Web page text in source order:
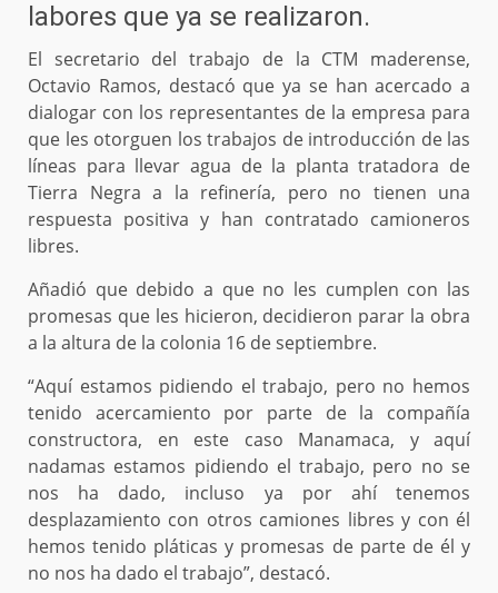
labores que ya se realizaron.
El secretario del trabajo de la CTM maderense,
Octavio Ramos, destacó que ya se han acercado a
dialogar con los representantes de la empresa para
que les otorguen los trabajos de introducción de las
líneas para llevar agua de la planta tratadora de
Tierra Negra a la refinería, pero no tienen una
respuesta positiva y han contratado camioneros
libres.
Añadió que debido a que no les cumplen con las
promesas que les hicieron, decidieron parar la obra
a la altura de la colonia 16 de septiembre.
“Aquí estamos pidiendo el trabajo, pero no hemos
tenido acercamiento por parte de la compañía
constructora, en este caso Manamaca, y aquí
nadamas estamos pidiendo el trabajo, pero no se
nos ha dado, incluso ya por ahí tenemos
desplazamiento con otros camiones libres y con él
hemos tenido pláticas y promesas de parte de él y
no nos ha dado el trabajo”, destacó.